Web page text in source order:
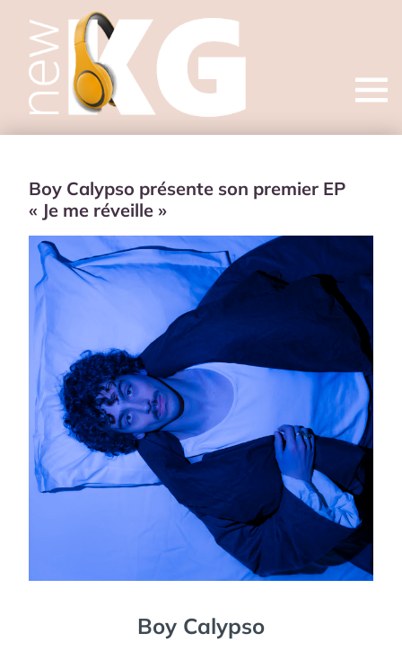
Open
Boy Calypso présente son premier EP
« Je me réveille »
Boy Calypso